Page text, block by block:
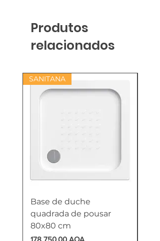
Produtos
relacionados
SANITANA
Base de duche
quadrada de pousar
80x80 cm
Preço
178 750,00 AOA